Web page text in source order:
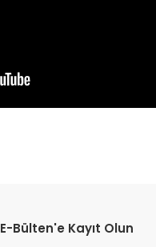
E-Bülten'e Kayıt Olun